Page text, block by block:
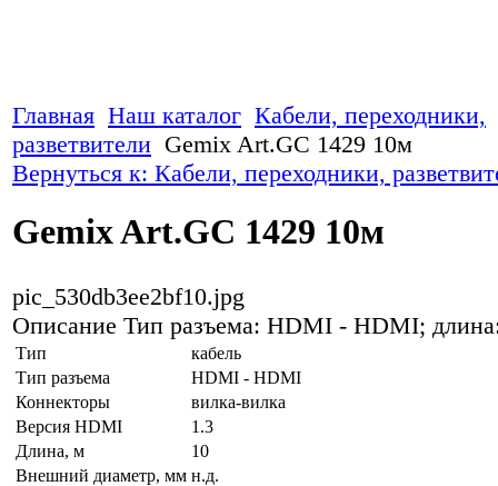
Главная Наш каталог Кабели, переходники,
разветвители Gemix Art.GC 1429 10м
Вернуться к: Кабели, переходники,
Gemix Art.GC 1429 10м
pic_530db3ee2bf10.jpg
Описание Тип разъема: HDMI - HDMI;
Тип
кабель
Тип разъема
HDMI - HDMI
Коннекторы
вилка-вилка
Версия HDMI
1.3
Длина, м
10
Внешний диаметр, мм н.д.